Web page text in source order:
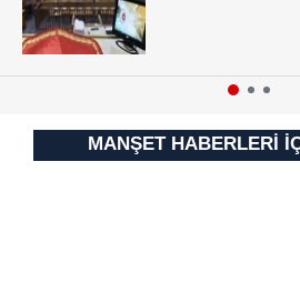
Çerezlere ilişkin tercihlerinizi
vasıtasıyla belirleyebilirsiniz.
ziyaret edebilirsiniz.
6698 sayılı Kişisel Verilerin
MANŞET HABERLERİ